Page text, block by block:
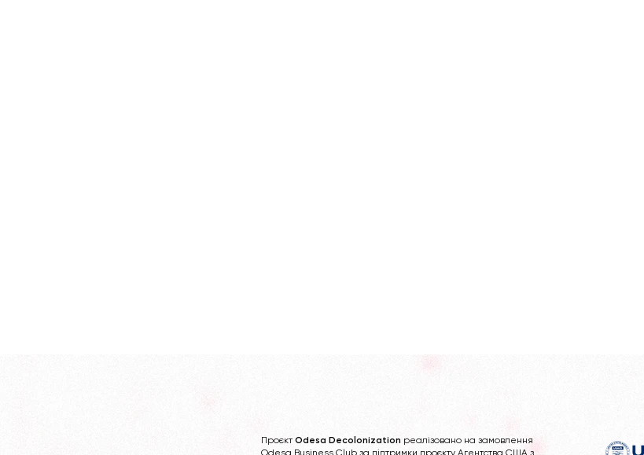
Проєкт Odesa Decolonization реалізовано на замовлення
Odesa Business Club за підтримки проєкту Агентства США з